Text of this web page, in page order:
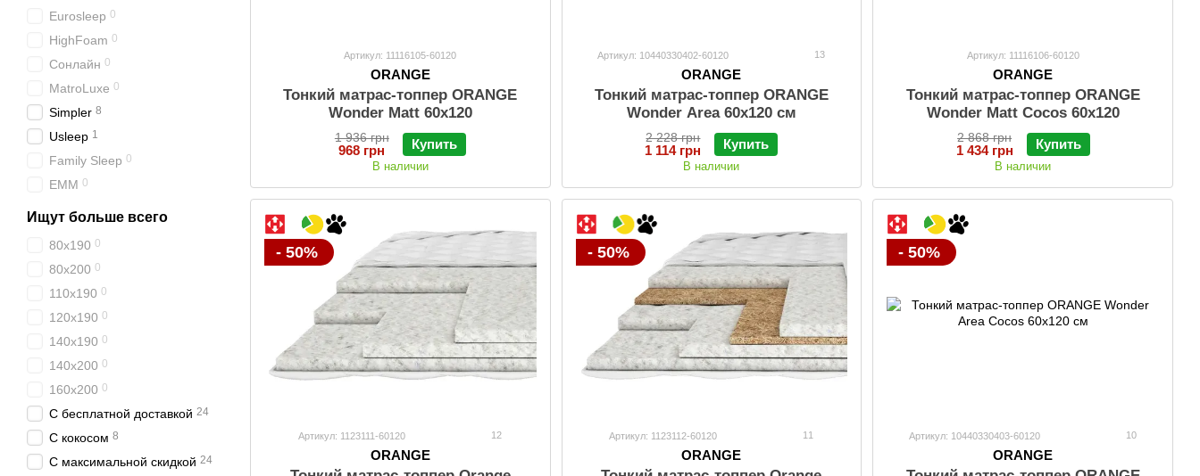
Артикул: 11116105-60120
ORANGE
Тонкий матрас-топпер ORANGE
Wonder Matt 60x120
1 936 грн
968 грн Купить
В наличии
Артикул: 10440330402-60120 13
ORANGE
Тонкий матраc-топпер ORANGE
Wonder Area 60x120 см
2 228 грн
1 114 грн Купить
В наличии
Артикул: 11116106-60120
ORANGE
Тонкий матрас-топпер ORANGE
Wonder Matt Cocos 60x120
2 868 грн
1 434 грн Купить
В наличии
- 50%
Артикул: 1123111-60120 12
ORANGE
- 50%
Артикул: 1123112-60120 11
ORANGE
- 50%
Артикул: 10440330403-60120 10
ORANGE
Eurosleep 0
HighFoam 0
Сонлайн 0
MatroLuxe 0
Simpler 8
Usleep 1
Family Sleep 0
EMM 0
Ищут больше всего
80х190 0
80х200 0
110х190 0
120х190 0
140х190 0
140х200 0
160х200 0
С бесплатной доставкой 24
С кокосом 8
С максимальной скидкой 24